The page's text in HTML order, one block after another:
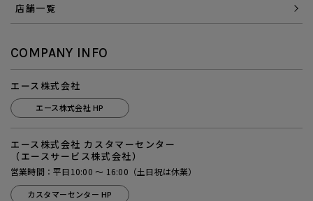
店舗一覧
COMPANY INFO
エース株式会社
エース株式会社 HP
エース株式会社 カスタマーセンター
（エースサービス株式会社）
営業時間：平日10:00 ～ 16:00（土日祝は休業）
カスタマーセンター HP